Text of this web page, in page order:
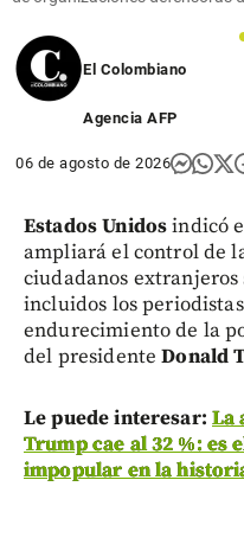
El Colombiano
Agencia AFP
06 de agosto de 2026
Estados Unidosindicó
ampliará el control de
ciudadanos
incluidos los
endurecimiento de la
del presidenteDonald
Le puede interesar: La
Trump cae al 32 %: es
impopular en la